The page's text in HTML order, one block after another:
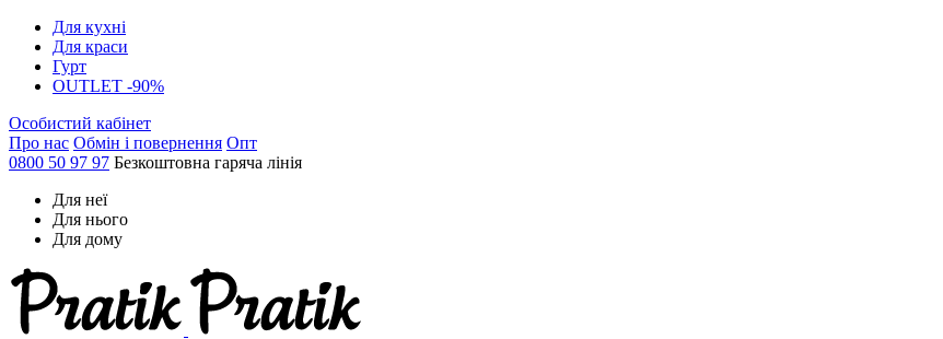
Для кухні
Для краси
Гурт
OUTLET -90%
Особистий кабінет
Про нас Обмін і повернення Опт
0800 50 97 97 Безкоштовна гаряча лінія
Для неї
Для нього
Для дому